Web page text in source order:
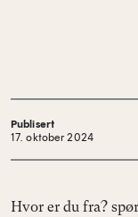
Publisert
17. oktober 2024
Hvor er du fra?